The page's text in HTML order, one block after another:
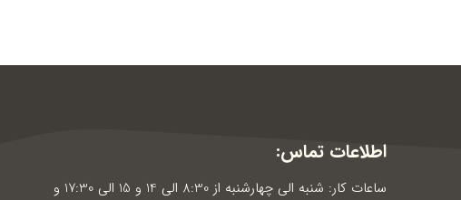
اطلاعات تماس:
ساعات کار: شنبه الی چهارشنبه از 8:30 الی 14 و 15 الی 17:30 و